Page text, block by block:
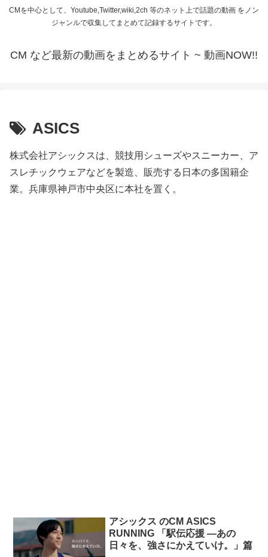
CMを中心として、Youtube,Twitter,wiki,2ch 等のネット上で話題の動画 をノン
ジャンルで収集してまとめて記録するサイトです。
CM など最新の動画をまとめるサイト ~ 動画NOW!!
ASICS
株式会社アシックスは、競技用シューズやスニーカー、ア
スレチックウェアなどを製造、販売する日本の多国籍企
業。兵庫県神戸市中央区に本社を置く。
アシックス のCM ASICS
RUNNING 「駅伝応援 ―あの
日々を、強さにかえていけ。」篇